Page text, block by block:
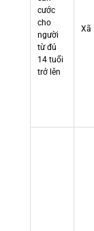
cước
cho
người
từ đủ
14 tuổi
trở lên
Xã